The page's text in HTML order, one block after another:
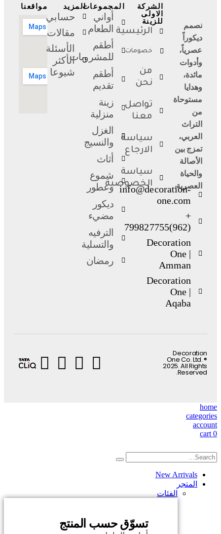
نصمم
ديكوراً
عصرياً،
وأدوات
مائدة،
وهدايا
مستوحاة
من
التراث
العربي،
تمزج بين
الأصالة
والحياة
العصرية.
info@decoration-
one.com
+
(962)799827755
Decoration
One |
Amman
Decoration
One |
Aqaba
مواقعنا الشركة
الاولى
للزينة
الرئيسية
خصومات
من
نحن
تواصل
معنا
سياسة
الارجاع
سياسة
الخصوصية
المجموعات
أواني
الطعام
أطقم
للمشروبات
أطقم
تقديم
زينة
منزلية
الغزل
والنسيج
أثاث
شموع
وعطور
ديكور
مضيء
الترفيه
والتسلية
رمضان
المزيد
حسابي
مقالات
الأسئلة
الأكثر
شيوعا
Decoration
One Co. Ltd. ®
2025. All Rights
Reserved.
home
categories
account
0
cart
New Arrivals
المتجر
الفئات
تسوّق حسب المنتج